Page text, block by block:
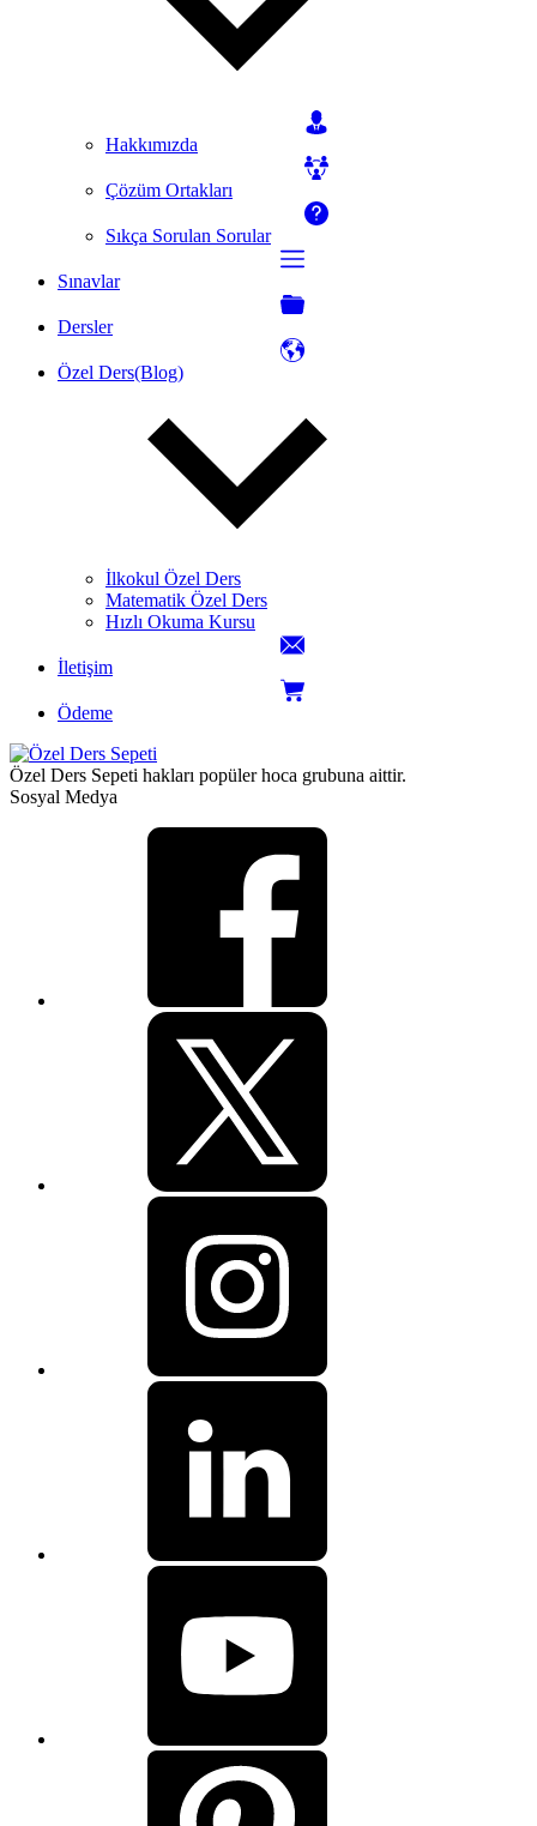
Hakkımızda
Çözüm Ortakları
Sıkça Sorulan Sorular
Sınavlar
Dersler
Özel Ders(Blog)
İlkokul Özel Ders
Matematik Özel Ders
Hızlı Okuma Kursu
İletişim
Ödeme
Özel Ders Sepeti hakları popüler hoca grubuna aittir.
Sosyal Medya